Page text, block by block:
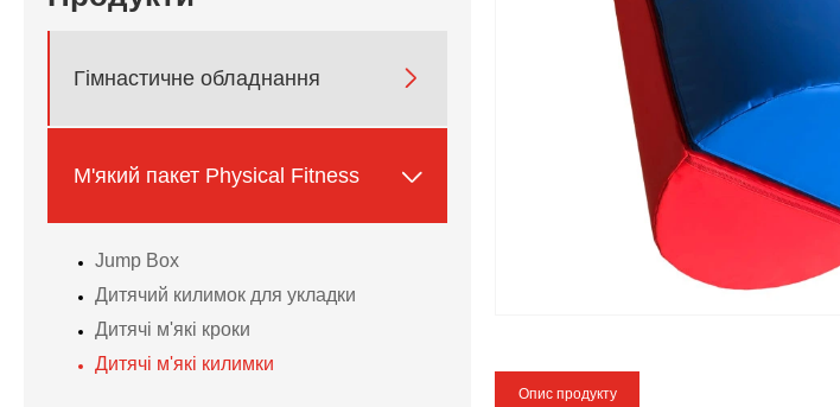
Гімнастичне обладнання 
М'який пакет Physical Fitness 
Jump Box
Дитячий килимок для укладки
Дитячі м'які кроки
Дитячі м'які килимки
Опис продукту